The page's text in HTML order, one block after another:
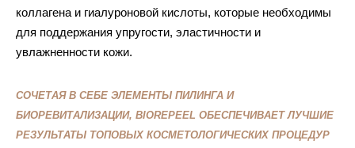
коллагена и гиалуроновой кислоты, которые необходимы
для поддержания упругости, эластичности и
увлажненности кожи.
СОЧЕТАЯ В СЕБЕ ЭЛЕМЕНТЫ ПИЛИНГА И
БИОРЕВИТАЛИЗАЦИИ, BIOREPEEL ОБЕСПЕЧИВАЕТ ЛУЧШИЕ
РЕЗУЛЬТАТЫ ТОПОВЫХ КОСМЕТОЛОГИЧЕСКИХ ПРОЦЕДУР